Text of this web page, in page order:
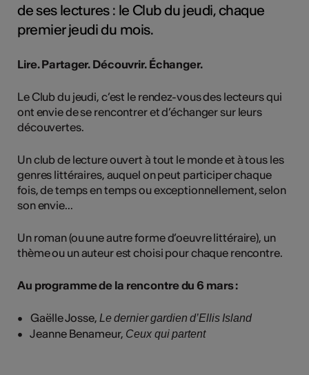
de ses lectures : le Club du jeudi, chaque
premier jeudi du mois.
Lire. Partager. Découvrir. Échanger.
Le Club du jeudi, c’est le rendez-vous des lecteurs qui
ont envie de se rencontrer et d’échanger sur leurs
découvertes.
Un club de lecture ouvert à tout le monde et à tous les
genres littéraires, auquel on peut participer chaque
fois, de temps en temps ou exceptionnellement, selon
son envie...
Un roman (ou une autre forme d’oeuvre littéraire), un
thème ou un auteur est choisi pour chaque rencontre.
Au programme de la rencontre du 6 mars :
• Gaëlle Josse, Le dernier gardien d’Ellis Island
• Jeanne Benameur, Ceux qui partent